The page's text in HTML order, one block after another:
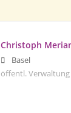
Christoph
Basel
öffentl.